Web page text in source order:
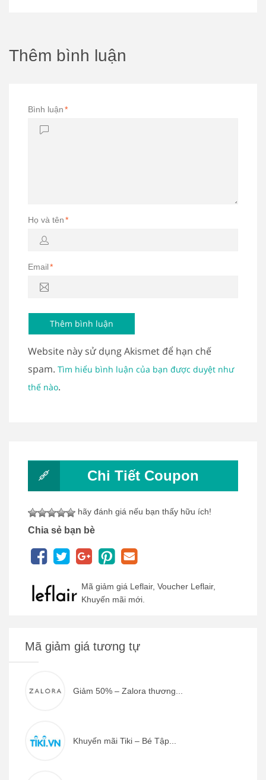
Thêm bình luận
Bình luận*
Họ và tên*
Email*
Website này sử dụng Akismet để hạn chế
spam. Tìm hiểu bình luận của bạn được duyệt như
thế nào.
Chi Tiết Coupon
hãy đánh giá nếu bạn thấy hữu ích!
Chia sẻ bạn bè
Mã giảm giá Leflair, Voucher Leflair,
Khuyến mãi mới.
Mã giảm giá tương tự
Giảm 50% – Zalora thương...
Khuyến mãi Tiki – Bé Tập...